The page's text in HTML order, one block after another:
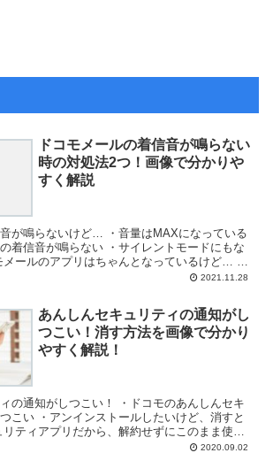
ドコモメールの着信音が鳴らない
時の対処法2つ！画像で分かりや
すく解説
が鳴らないけど… ・音量はMAXになっている
着信音が鳴らない ・サイレントモードにもな
ールのアプリはちゃんとなっているけど… ・
2021.11.28
あんしんセキュリティの通知がし
つこい！消す方法を画像で分かり
やすく解説！
の通知がしつこい！ ・ドコモのあんしんセキ
こい ・アンインストールしたいけど、消すと
ティアプリだから、解約せずにこのまま使い
どうにかならないの… と、お悩みで...2020.09.02